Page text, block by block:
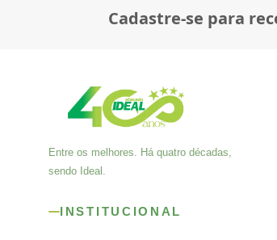
Cadastre-se para
Entre os melhores. Há quatro décadas,
sendo Ideal.
INSTITUCIONAL